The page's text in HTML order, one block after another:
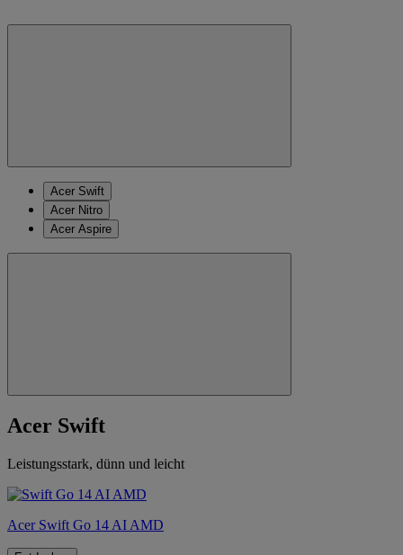
Acer Swift
Acer Nitro
Acer Aspire
Acer Swift
Leistungsstark, dünn und leicht
Acer Swift Go 14 AI AMD